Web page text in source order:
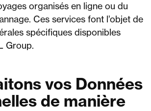
organisés en ligne ou du
Ces services font l’objet de
spécifiques disponibles
Group.
vos Données
de manière